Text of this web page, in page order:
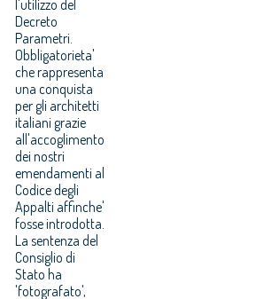
l'utilizzo del
Decreto
Parametri.
Obbligatorieta'
che rappresenta
una conquista
per gli architetti
italiani grazie
all'accoglimento
dei nostri
emendamenti al
Codice degli
Appalti affinche'
fosse introdotta.
La sentenza del
Consiglio di
Stato ha
'fotografato',